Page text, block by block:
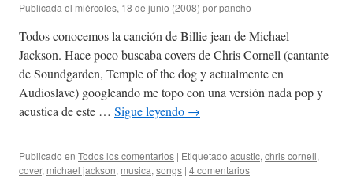
Publicada el miércoles, 18 de junio (2008) porpancho
Todos conocemos la canción de Billie jean de Michael
Jackson. Hace poco buscaba covers de Chris Cornell (cantante
de Soundgarden, Temple of the dog y actualmente en
Audioslave) googleando me topo con una versión nada pop y
acustica de este … Sigue leyendo →
Publicado en Todos los comentarios | Etiquetado acustic, chris cornell,
cover, michael jackson, musica, songs | 4 comentarios